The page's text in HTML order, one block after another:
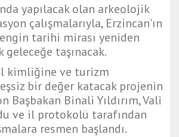
yapılacak olan arkeolojik
çalışmalarıyla, Erzincan'ın
tarihi mirası yeniden
geleceğe taşınacak.
kimliğine ve turizm
bir değer katacak projenin
Başbakan Binali Yıldırım, Vali
ve il protokolü tarafından
resmen başlandı.